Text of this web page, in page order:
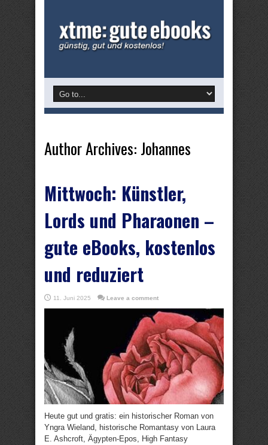
Author Archives: Johannes
Mittwoch: Künstler,
Lords und Pharaonen –
gute eBooks, kostenlos
und reduziert
11. Juni 2025 Leave a comment
Heute gut und gratis: ein historischer Roman von
Yngra Wieland, historische Romantasy von Laura
E. Ashcroft, Ägypten-Epos, High Fantasy